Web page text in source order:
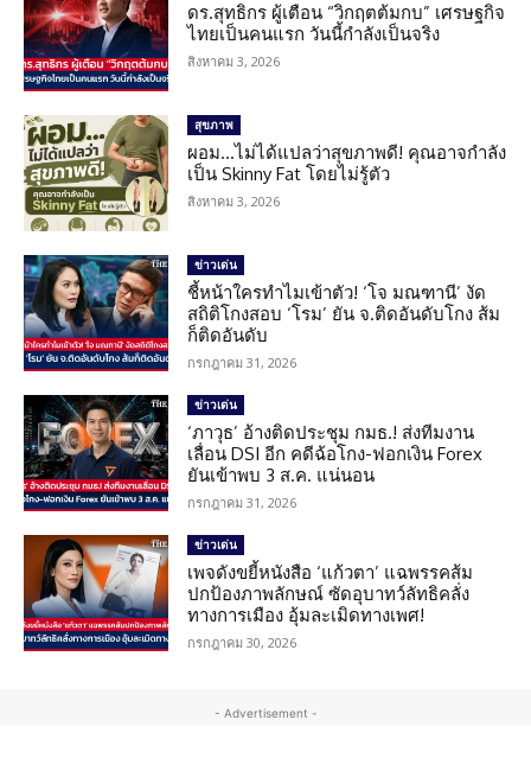
ดร.สุทธิกร ผู้เตือน “วิกฤตต้มกบ” เศรษฐกิจ
ไทยเป็นคนแรก วันนี้กำลังเป็นจริง
สิงหาคม 3, 2026
สุขภาพ
ผอม…ไม่ได้แปลว่าสุขภาพดี! คุณอาจกำลัง
เป็น Skinny Fat โดยไม่รู้ตัว
สิงหาคม 3, 2026
ข่าวเด่น
ชี้หน้าใครทำไมเข้าตัว! ‘โจ มณฑานี’ งัด
สถิติโกงสอบ ‘โรม’ ยัน จ.ติดอันดับโกง ส้ม
ก็ติดอันดับ
กรกฎาคม 31, 2026
ข่าวเด่น
‘ภาวุธ’ อ้างติดประชุม กมธ.! ส่งทีมงาน
เลื่อน DSI อีก คดีฉ้อโกง-ฟอกเงิน Forex
ยันเข้าพบ 3 ส.ค. แน่นอน
กรกฎาคม 31, 2026
ข่าวเด่น
เพจดังขยี้หนังสือ ‘แก้วตา’ แฉพรรคส้ม
ปกป้องภาพลักษณ์ ซัดอุบาทว์ลัทธิคลั่ง
ทางการเมือง อุ้มละเมิดทางเพศ!
กรกฎาคม 30, 2026
- Advertisement -